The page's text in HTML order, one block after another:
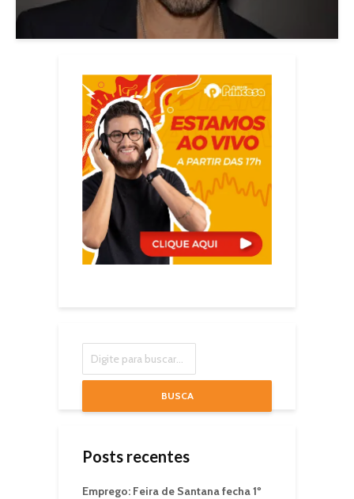
BUSCA
Posts recentes
Emprego: Feira de Santana fecha 1º